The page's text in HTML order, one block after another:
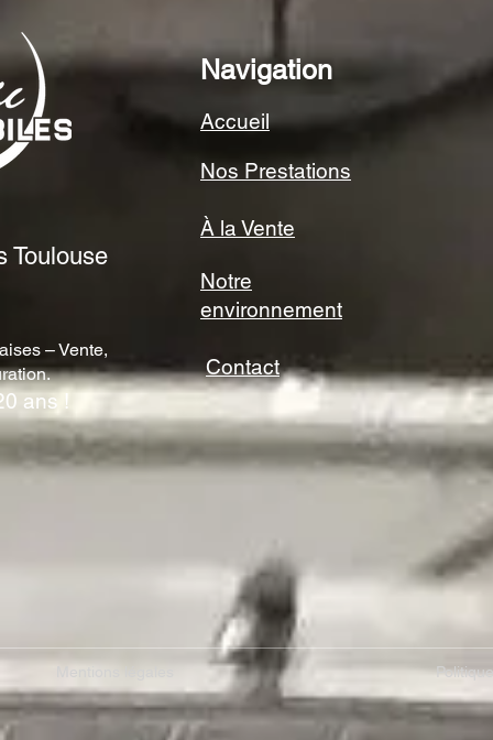
Toulouse
– Vente,
ans !
Navigation
Accueil
Nos Prestations
À la Vente
Notre
environnement
Contact